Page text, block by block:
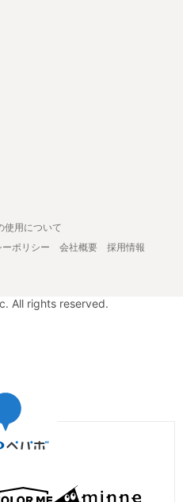
使用について
ポリシー 会社概要
採用情報
All rights reserved.